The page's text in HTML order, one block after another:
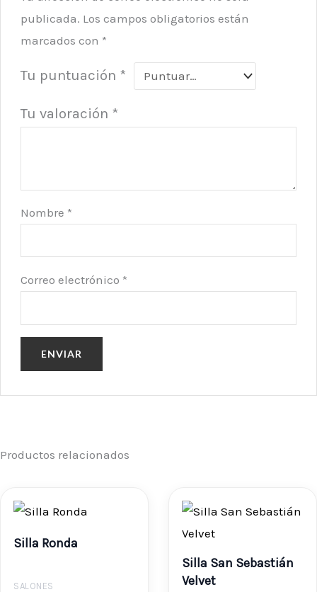
publicada. Los campos obligatorios están
marcados con *
Tu puntuación *
Tu valoración *
Nombre *
Correo electrónico *
Productos relacionados
Silla Ronda
SALONES
Silla San Sebastián
Velvet